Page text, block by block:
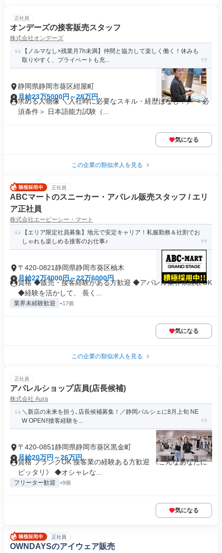
正社員
オンデーズの接客販売スタッフ
株式会社オンデーズ
【ノルマなし×残業月7h未満】仲間と協力して楽しく働く！休みも
取りやすく、プライベートも充...
静岡県静岡市葵区紺屋町
月給23万5000円～28万円
求める人物像 ＼入社時に必要なスキル・経歴はなし！／ ＜必
須条件＞ 日本語能力試験（...
気になる
この企業の類似求人を見る
正社員
ABCマートのスニーカー・アパレル販売スタッフ / エリ
ア正社員
株式会社エービーシー・マート
【エリア限定社員募集】地元で安定キャリア！私服勤務＆社割でお
しゃれも楽しめる接客のお仕事♪
〒420-0821静岡県静岡市葵区柚木
月給22万4000円～22万6000円
資格 ◆販売・接客経験がある方歓迎 ◆アパレル業界未経験OK
◆経験を活かして、 長く...
業界未経験歓迎 +17個
気になる
この企業の類似求人を見る
正社員
アパレルショップ店員(店長候補)
株式会社 Aura
＼新店の未来を担う､店長候補募集！／静岡パルシェに8月上旬 NE
W OPEN!!接客経験を...
〒420-0851静岡県静岡市葵区黒金町
月給20万円～26万円
資格 ブランクOK 接客業の経験ある方歓迎 《こんなあなたに
ピッタリ》 ◆オシャレな...
フリーター歓迎 +9個
気になる
正社員
OWNDAYSのアイウェア販売